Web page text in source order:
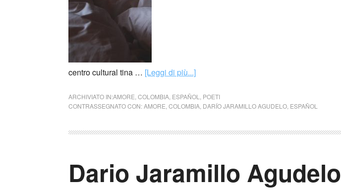
centro cultural tina … [Leggi di più...]
ARCHIVIATO IN:AMORE COLOMBIA ESPAÑOL
POETI
CONTRASSEGNATO CON:AMORE COLOMBIA DARÍO JARAMILLO AGUDELO ESPAÑOL
Dario Jaramillo Agudelo